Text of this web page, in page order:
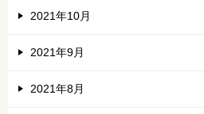
2021年10月
2021年9月
2021年8月